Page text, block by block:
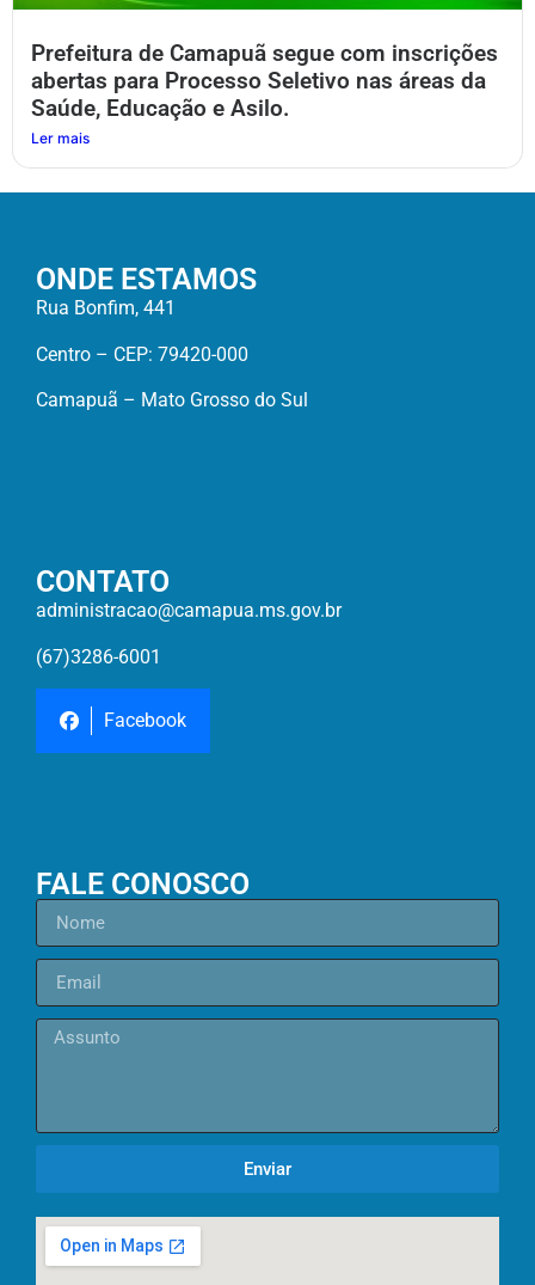
Prefeitura de Camapuã segue com inscrições
abertas para Processo Seletivo nas áreas da
Saúde, Educação e Asilo.
Ler mais
ONDE ESTAMOS
Rua Bonfim, 441
Centro – CEP: 79420-000
Camapuã – Mato Grosso do Sul
CONTATO
administracao@camapua.ms.gov.br
(67)3286-6001
Facebook
FALE CONOSCO
Enviar